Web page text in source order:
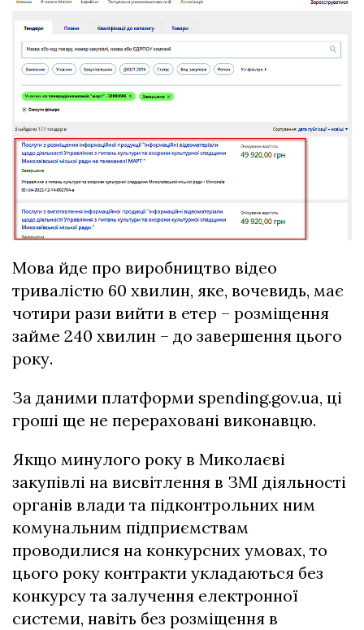
Мова йде про виробництво відео
тривалістю 60 хвилин, яке, вочевидь, має
чотири рази вийти в етер – розміщення
займе 240 хвилин – до завершення цього
року.
За даними платформи spending.gov.ua, ці
гроші ще не перераховані виконавцю.
Якщо минулого року в Миколаєві
закупівлі на висвітлення в ЗМІ діяльності
органів влади та підконтрольних ним
комунальним підприємствам
проводилися на конкурсних умовах, то
цього року контракти укладаються без
конкурсу та залучення електронної
системи, навіть без розміщення в